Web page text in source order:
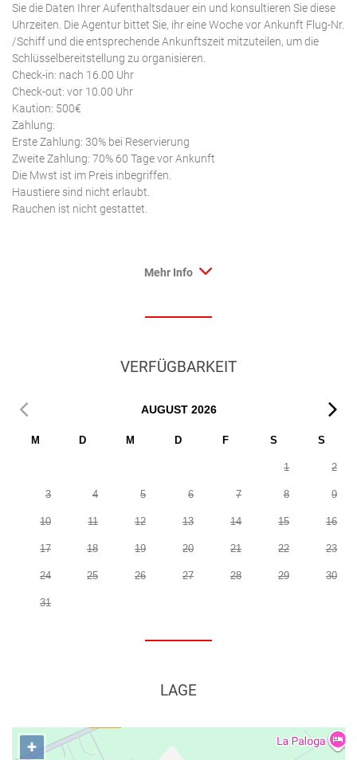
Sie die Daten Ihrer Aufenthaltsdauer ein und konsultieren Sie diese
Uhrzeiten. Die Agentur bittet Sie, ihr eine Woche vor Ankunft Flug-Nr.
/Schiff und die entsprechende Ankunftszeit mitzuteilen, um die
Schlüsselbereitstellung zu organisieren.
Check-in: nach 16.00 Uhr
Check-out: vor 10.00 Uhr
Kaution: 500€
Zahlung:
Erste Zahlung: 30% bei Reservierung
Zweite Zahlung: 70% 60 Tage vor Ankunft
Die Mwst ist im Preis inbegriffen.
Haustiere sind nicht erlaubt.
Rauchen ist nicht gestattet.
Mehr Info
VERFÜGBARKEIT
AUGUST 2026
M D M D F S S
1 2
3 4 5 6 7 8 9
10 11 12 13 14 15 16
17 18 19 20 21 22 23
24 25 26 27 28 29 30
31
LAGE
+